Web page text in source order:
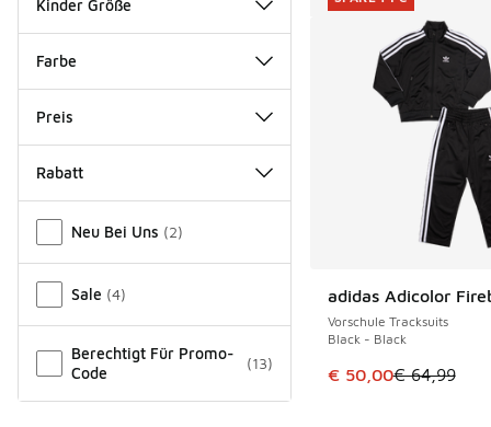
Kinder Größe
Farbe
Preis
Rabatt
Neu Bei Uns (2)
Sale (4)
Berechtigt Für Promo-
Code
(13)
adidas Adicolor
Vorschule Tracksuits
Black - Black
Dieser Artikel ist im
€ 50,00€ 64,99
SPARE 14 €